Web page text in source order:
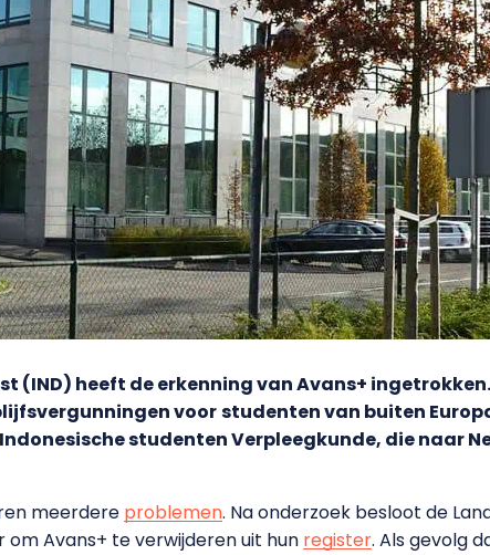
heeft de erkenning van Avans+
voorstudenten van buiten
studenten Verpleegkunde, die naar
meerdere problemen. Na onderzoek besloot de
Avans+ te verwijderen uit hun register. Als gevolg